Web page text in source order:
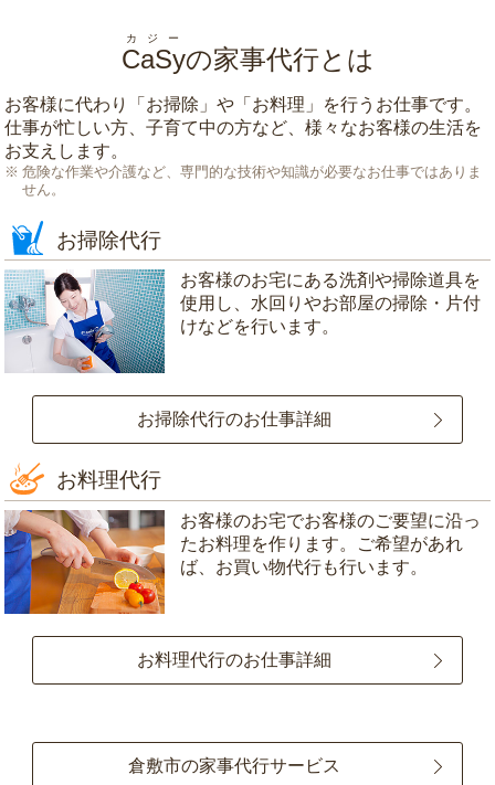
CaSy
カジー
の家事代行とは
お客様に代わり「 お掃除 」や「 お料理 」を行うお仕事です。
仕事が忙しい方、子育て中の方など、様々なお客様の生活を
お支えします。
危険な作業や介護など、専門的な技術や知識が必要なお仕事ではありま
せん。
お掃除代行
お客様のお宅にある洗剤や掃除道具を
使用し、水回りやお部屋の掃除・片付
けなどを行います。
お掃除代行のお仕事詳細
お料理代行
お客様のお宅でお客様のご要望に沿っ
たお料理を作ります。ご希望があれ
ば、お買い物代行も行います。
お料理代行のお仕事詳細
倉敷市の家事代行サービス